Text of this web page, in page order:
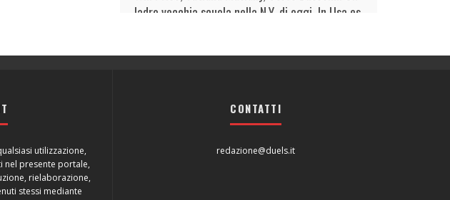
ladro vecchia scuola nella N.Y. di oggi. In Usa es
utilizzazione,
nel presente portale,
rielaborazione,
stessi mediante
CONTATTI
redazione@duels.it